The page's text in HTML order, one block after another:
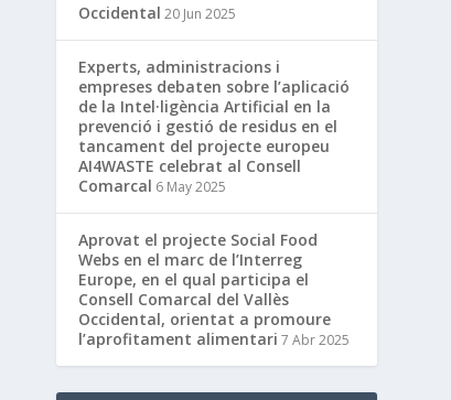
Occidental 20 Jun 2025
Experts, administracions i
empreses debaten sobre l’aplicació
de la Intel·ligència Artificial en la
prevenció i gestió de residus en el
tancament del projecte europeu
AI4WASTE celebrat al Consell
Comarcal 6 May 2025
Aprovat el projecte Social Food
Webs en el marc de l’Interreg
Europe, en el qual participa el
Consell Comarcal del Vallès
Occidental, orientat a promoure
l’aprofitament alimentari 7 Abr 2025